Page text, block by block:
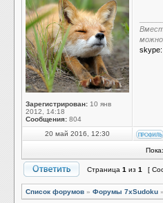
Зарегистрирован: 10 янв
2012, 14:18
Сообщения: 804
skype:
20 май 2016, 12:30
Страница 1 из 1 [
Список форумов » Форумы 7xSudoku »